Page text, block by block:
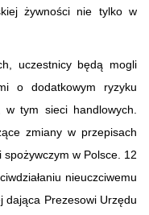
żywności nie tylko w
uczestnicy będą mogli
o dodatkowym ryzyku
tym sieci handlowych.
zmiany w przepisach
w Polsce. 12
nieuczciwemu
dająca Prezesowi Urzędu